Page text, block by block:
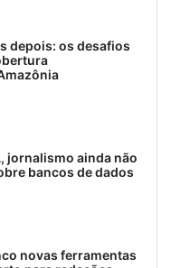
depois: os desafios
jornalismo ainda não
bancos de dados
novas ferramentas